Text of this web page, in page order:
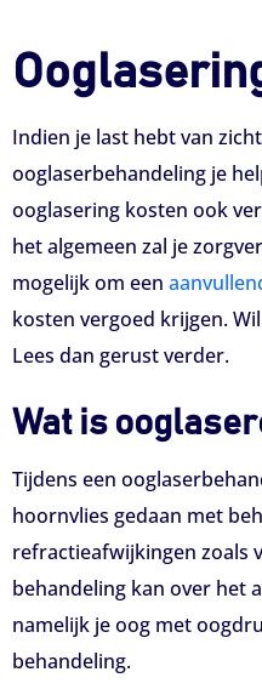
Indien je last hebt van
ooglaserbehandeling je
ooglasering kosten ook
het algemeen zal je
mogelijk om een
kosten vergoed krijgen.
Lees dan gerust verder.
Wat is
Tijdens een
hoornvlies gedaan met
refractieafwijkingen zoals
behandeling kan over het
namelijk je oog met
behandeling.